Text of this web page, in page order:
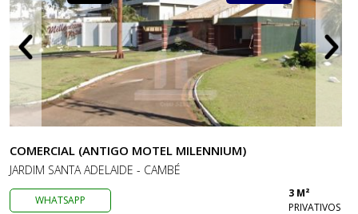
COMERCIAL (ANTIGO MOTEL MILENNIUM)
JARDIM SANTA ADELAIDE - CAMBÉ
WHATSAPP
3 M²
PRIVATIVOS